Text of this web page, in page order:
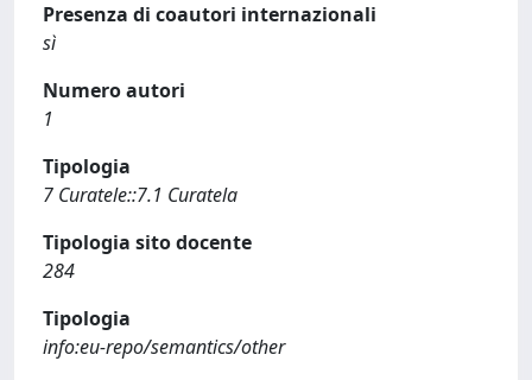
Presenza di coautori internazionali
sì
Numero autori
1
Tipologia
7 Curatele::7.1 Curatela
Tipologia sito docente
284
Tipologia
info:eu-repo/semantics/other